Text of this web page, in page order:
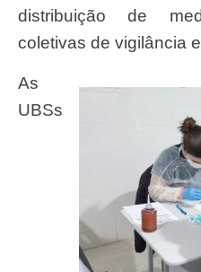
distribuição de
coletivas de vigilância
As
UBSs